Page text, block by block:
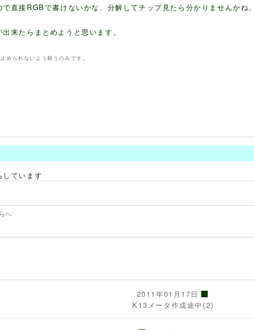
で直接RGBで書けないかな、分解してチップ見たら分かりませんかね
来たらまとめようと思います。
められないよう願うのみです。
しています
2011年01月17日
K13メータ作成途中(2)